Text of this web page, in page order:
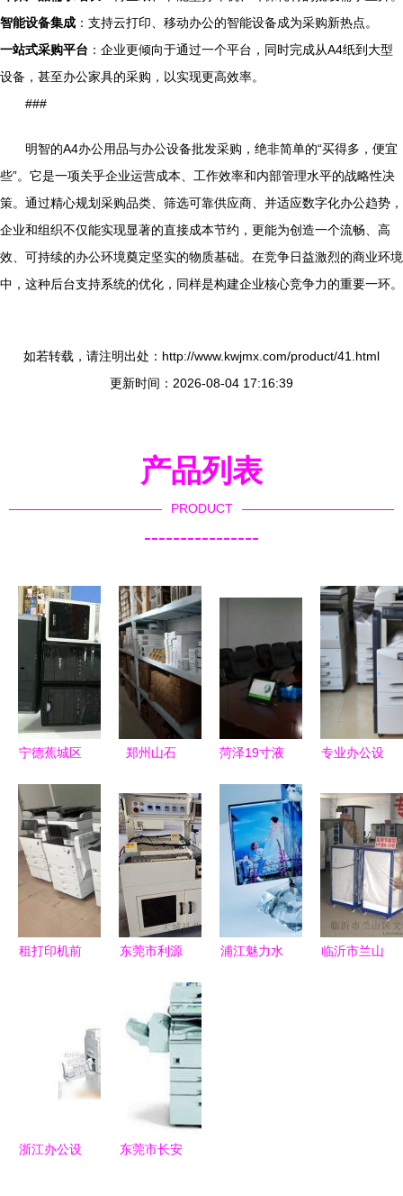
智能设备集成 ：支持云打印、移动办公的智能设备成为采购新热点。
一站式采购平台 ：企业更倾向于通过一个平台，同时完成从A4纸到大型
设备，甚至办公家具的采购，以实现更高效率。
###
明智的A4办公用品与办公设备批发采购，绝非简单的“买得多，便宜
些”。它是一项关乎企业运营成本、工作效率和内部管理水平的战略性决
策。通过精心规划采购品类、筛选可靠供应商、并适应数字化办公趋势，
企业和组织不仅能实现显著的直接成本节约，更能为创造一个流畅、高
效、可持续的办公环境奠定坚实的物质基础。在竞争日益激烈的商业环境
中，这种后台支持系统的优化，同样是构建企业核心竞争力的重要一环。
如若转载，请注明出处：http://www.kwjmx.com/product/41.html
更新时间：2026-08-04 17:16:39
产品列表
PRODUCT
----------------
宁德蕉城区
脑主机批
发，七台台
式机办公设
备超值转让
郑州山石
站式批发专
家，助力企
业高效运营
菏泽19寸液
批发 优化
办公空间与
提升效率的
优选方案
专业办公设
简介
租打印机前
东莞市利源
装机械厂
专业供应纸
包装机械与
半自动糊箱
机
浦江魅力水
临沂市兰山
浙江办公设
东莞市长安